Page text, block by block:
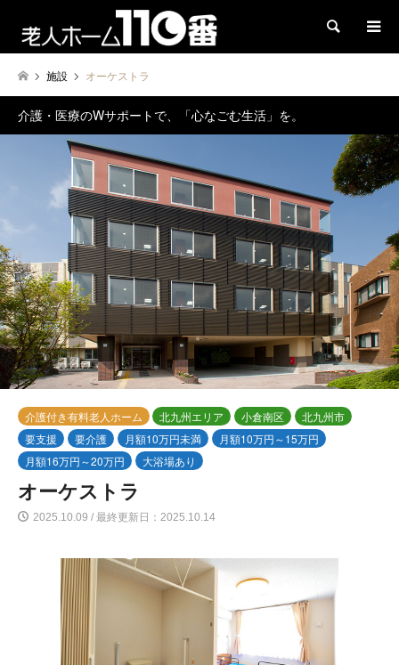
検索
施設 オーケストラ
介護・医療のWサポートで、「心なごむ生活」を。
介護付き有料老人ホーム 北九州エリア 小倉南区
北九州市
要支援
要介護 月額10万円未満
月額10万円～15万円
月額16万円～20万円
大浴場あり
オーケストラ
2025.10.09 / 最終更新日：2025.10.14